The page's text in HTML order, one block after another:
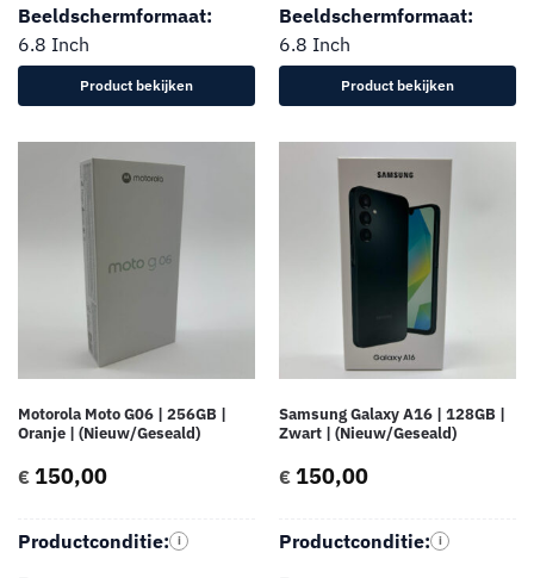
Beeldschermformaat:
6.8 Inch
Product bekijken
Beeldschermformaat:
6.8 Inch
Product bekijken
Motorola Moto G06 | 256GB |
Oranje | (Nieuw/Geseald)
€ 150,00
Productconditie: i
Samsung Galaxy A16 | 128GB |
Zwart | (Nieuw/Geseald)
€ 150,00
Productconditie: i